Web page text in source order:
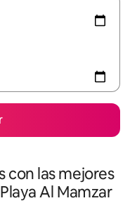
con las mejores
Al Mamzar